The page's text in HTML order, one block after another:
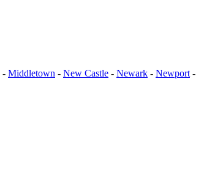
- Middletown - New Castle - Newark - Newport -